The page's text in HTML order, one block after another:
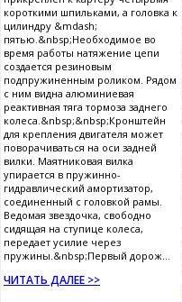
короткими шпильками, а головка к
цилиндру &mdash;
пятью.&nbsp;Необходимое во
время работы натяжение цепи
создается резиновым
подпружиненным роликом. Рядом
с ним видна алюминиевая
реактивная тяга тормоза заднего
колеса.&nbsp;&nbsp;Кронштейн
для крепления двигателя может
поворачиваться на оси задней
вилки. Маятниковая вилка
упирается в пружинно-
гидравлический амортизатор,
соединенный с головкой рамы.
Ведомая звездочка, свободно
сидящая на ступице колеса,
передает усилие через
пружины.&nbsp;Первый дорож...
ЧИТАТЬ ДАЛЕЕ >>